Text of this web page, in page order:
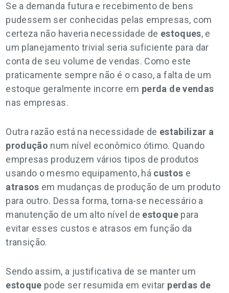
Se a demanda futura e recebimento de bens
pudessem ser conhecidas pelas empresas, com
certeza não haveria necessidade de estoques, e
um planejamento trivial seria suficiente para dar
conta de seu volume de vendas. Como este
praticamente sempre não é o caso, a falta de um
estoque geralmente incorre em perda de vendas
nas empresas.
Outra razão está na necessidade de estabilizar a
produção num nível econômico ótimo. Quando
empresas produzem vários tipos de produtos
usando o mesmo equipamento, há custos e
atrasos em mudanças de produção de um produto
para outro. Dessa forma, torna-se necessário a
manutenção de um alto nível de estoquepara
evitar esses custos e atrasos em função da
transição.
Sendo assim, a justificativa de se manter um
estoque pode ser resumida em evitar perdas de